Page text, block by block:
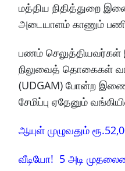
மத்திய நிதித்துறை
அடையாளம் காணும்
பணம் செலுத்தியவர்கள்
நிலுவைத் தொகைகள்
(UDGAM) போன்ற
சேமிப்பு ஏதேனும்
ஆயுள் முழுவதும்
வீடியோ! 5 அடி